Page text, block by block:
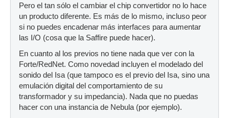
Pero el tan sólo el cambiar el chip convertidor no lo hace
un producto diferente. Es más de lo mismo, incluso peor
si no puedes encadenar más interfaces para aumentar
las I/O (cosa que la Saffire puede hacer).
En cuanto al los previos no tiene nada que ver con la
Forte/RedNet. Como novedad incluyen el modelado del
sonido del Isa (que tampoco es el previo del Isa, sino una
emulación digital del comportamiento de su
transformador y su impedancia). Nada que no puedas
hacer con una instancia de Nebula (por ejemplo).